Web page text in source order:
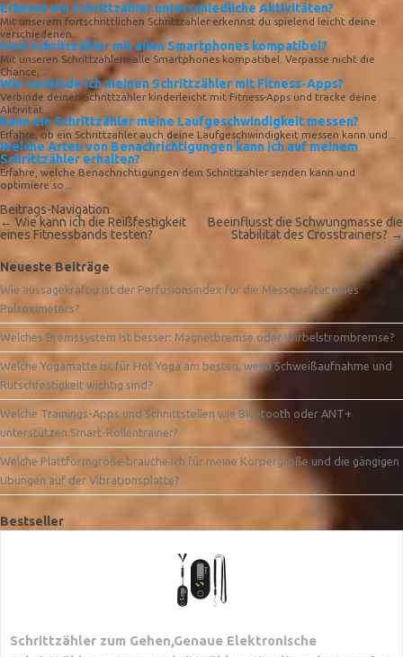
Erkennt ein Schrittzähler unterschiedliche Aktivitäten?
Mit unserem fortschrittlichen Schrittzähler erkennst du spielend leicht deine
verschiedenen...
Sind Schrittzähler mit allen Smartphones kompatibel?
Mit unseren Schrittzählern alle Smartphones kompatibel. Verpasse nicht die
Chance,...
Wie verbinde ich meinen Schrittzähler mit Fitness-Apps?
Verbinde deinen Schrittzähler kinderleicht mit Fitness-Apps und tracke deine
Aktivität...
Kann ein Schrittzähler meine Laufgeschwindigkeit messen?
Erfahre, ob ein Schrittzähler auch deine Laufgeschwindigkeit messen kann und...
Welche Arten von Benachrichtigungen kann ich auf meinem
Schrittzähler erhalten?
Erfahre, welche Benachrichtigungen dein Schrittzähler senden kann und
optimiere so...
Beitrags-Navigation
← Wie kann ich die Reißfestigkeit
eines Fitnessbands testen?
Beeinflusst die Schwungmasse die
Stabilität des Crosstrainers? →
Neueste Beiträge
Wie aussagekräftig ist der Perfusionsindex für die Messqualität eines
Pulsoximeters?
Welches Bremssystem ist besser: Magnetbremse oder Wirbelstrombremse?
Welche Yogamatte ist für Hot Yoga am besten, wenn Schweißaufnahme und
Rutschfestigkeit wichtig sind?
Welche Trainings-Apps und Schnittstellen wie Bluetooth oder ANT+
unterstützen Smart-Rollentrainer?
Welche Plattformgröße brauche ich für meine Körpergröße und die gängigen
Übungen auf der Vibrationsplatte?
Bestseller
Schrittzähler zum Gehen,Genaue Elektronische